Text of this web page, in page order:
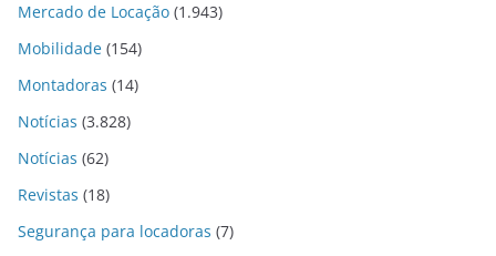
Mercado de Locação (1.943)
Mobilidade (154)
Montadoras (14)
Notícias (3.828)
Notícias (62)
Revistas (18)
Segurança para locadoras (7)